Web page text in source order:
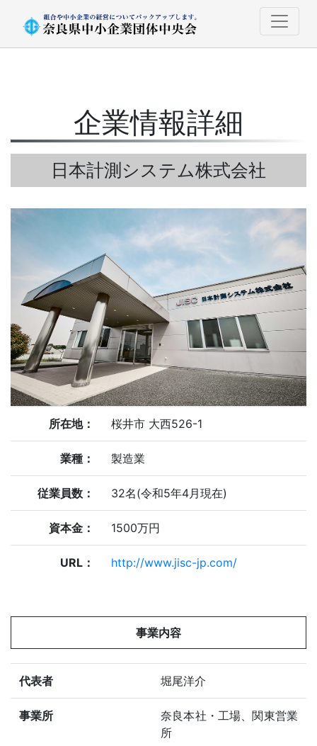
企業情報詳細
日本計測システム株式会社
所在地： 桜井市 大西526-1
業種： 製造業
従業員数： 32名(令和5年4月現在)
資本金： 1500万円
URL： http://www.jisc-jp.com/
事業内容
代表者 堀尾洋介
事業所
奈良本社・工場、関東営業
所